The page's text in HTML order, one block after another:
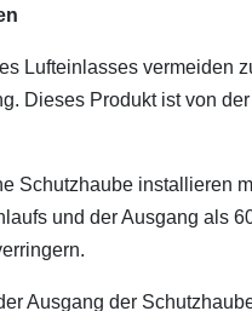
Lufteinlasses vermeiden
Dieses Produkt ist von
Schutzhaube installieren
und der Ausgang als
Ausgang der